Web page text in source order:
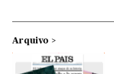
Arquivo